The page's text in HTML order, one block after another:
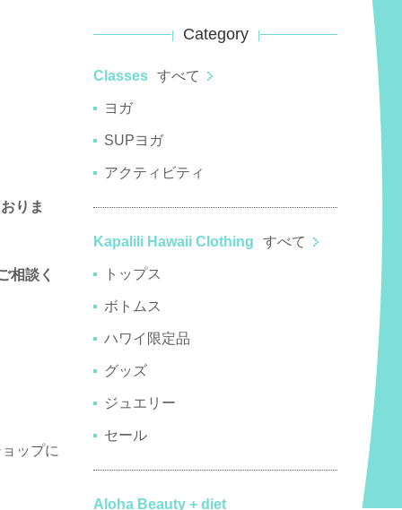
りま
相談く
ップに
Category
Classes すべて
ヨガ
SUPヨガ
アクティビティ
Kapalili Hawaii Clothing すべて
トップス
ボトムス
ハワイ限定品
グッズ
ジュエリー
セール
Aloha Beauty + diet